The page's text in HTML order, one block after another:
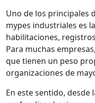
Uno de los principales
mypes industriales es
habilitaciones,
Para muchas
que tienen un peso
organizaciones de
En este sentido,